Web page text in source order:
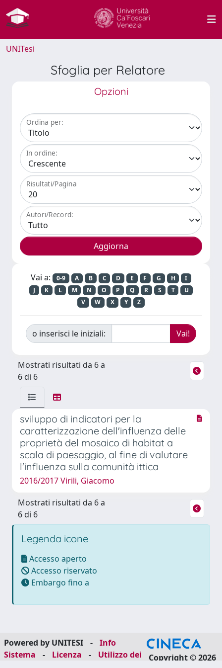
UNITesi
Sfoglia per Relatore
Opzioni
Ordina per:
In ordine:
Risultati/Pagina
Autori/Record:
Vai a: 0-9 A B C D E F G H
I
J
K L M N O P Q R S T
U
V
W X Y Z
o inserisci le iniziali:
Mostrati risultati da 6 a
6 di 6
sviluppo di indicatori per la
caratterizzazione dell'influenza delle
proprietà del mosaico di habitat a
scala di paesaggio, al fine di valutare
l'influenza sulla comunità ittica
2016/2017 Virili, Giacomo
Mostrati risultati da 6 a
6 di 6
Legenda icone
Accesso aperto
Accesso riservato
Embargo fino a
Powered by UNITESI -
Info
Sistema
- Licenza -
Utilizzo dei
Copyright © 2026